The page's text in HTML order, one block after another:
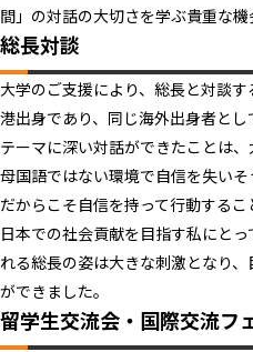
間」の対話の大切さを学ぶ貴重な機
総長対談
大学のご支援により、総長と対談
港出身であり、同じ海外出身者と
テーマに深い対話ができたことは、
母国語ではない環境で自信を失いそ
だからこそ自信を持って行動するこ
日本での社会貢献を目指す私にと
れる総長の姿は大きな刺激となり
ができました。
留学生交流会・国際交流フ